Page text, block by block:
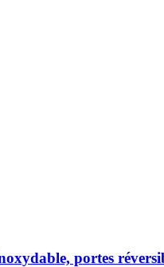
portes